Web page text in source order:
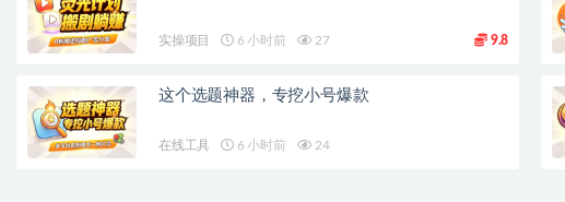
实操项目 6 小时前 27 9.8
这个选题神器，专挖小号爆款
在线工具 6 小时前 24